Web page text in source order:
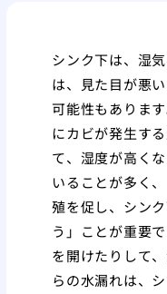
シンク下は、湿
は、見た目が悪
可能性もありま
にカビが発生す
て、湿度が高く
いることが多く
殖を促し、シン
う」ことが重要
を開けたりして
らの水漏れは、